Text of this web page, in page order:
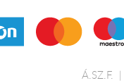
Á.SZ.F.